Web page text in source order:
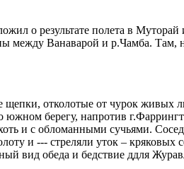
о результате полета в
между Ванаварой и р.Чамба. Там,
отколотые от чурок живых
берегу, напротив
и с обломанными сучьями.
и --- стреляли уток – кряковых
вид обеда и бедствие ддля